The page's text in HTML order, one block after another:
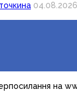
04.08.2026
на